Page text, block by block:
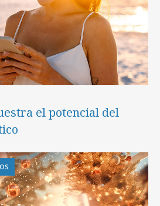
el potencial del